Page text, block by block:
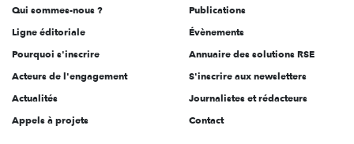
Qui sommes-nous ?
Ligne éditoriale
Pourquoi s'inscrire
Acteurs de l'engagement
Actualités
Appels à projets
Publications
Évènements
Annuaire des solutions RSE
S'inscrire aux newsletters
Journalistes et rédacteurs
Contact